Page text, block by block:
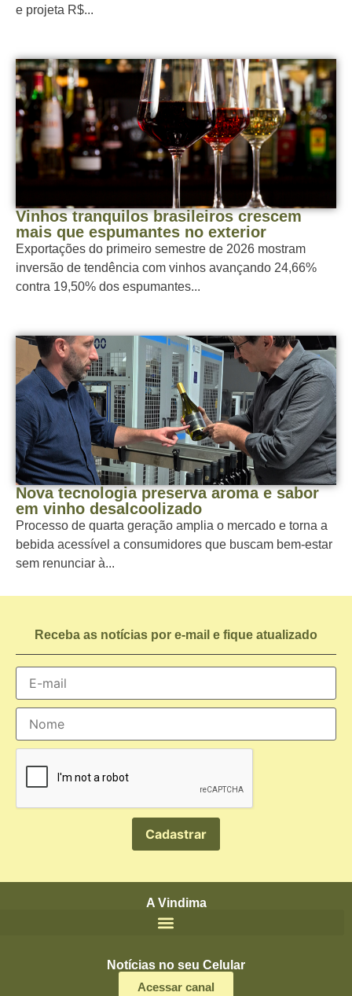
e projeta R$...
Vinhos tranquilos brasileiros crescem
mais que espumantes no exterior
Exportações do primeiro semestre de 2026 mostram
inversão de tendência com vinhos avançando 24,66%
contra 19,50% dos espumantes...
Nova tecnologia preserva aroma e sabor
em vinho desalcoolizado
Processo de quarta geração amplia o mercado e torna a
bebida acessível a consumidores que buscam bem-estar
sem renunciar à...
Receba as notícias por e-mail e fique atualizado
A Vindima
Notícias no seu Celular
Acessar canal